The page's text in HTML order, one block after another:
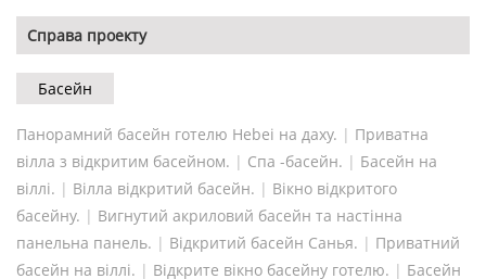
Справа проекту
Басейн
Панорамний басейн готелю Hebei на даху. | Приватна
вілла з відкритим басейном. | Спа -басейн. | Басейн на
віллі. | Вілла відкритий басейн. | Вікно відкритого
басейну. | Вигнутий акриловий басейн та настінна
панельна панель. | Відкритий басейн Санья. | Приватний
басейн на віллі. | Відкрите вікно басейну готелю. | Басейн